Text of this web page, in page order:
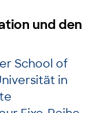
und den
School of
in